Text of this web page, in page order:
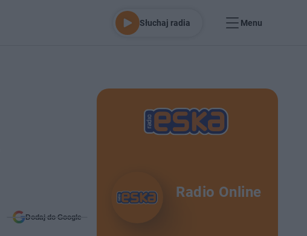
Słuchaj radia Menu
Dodaj do Google
Radio Online